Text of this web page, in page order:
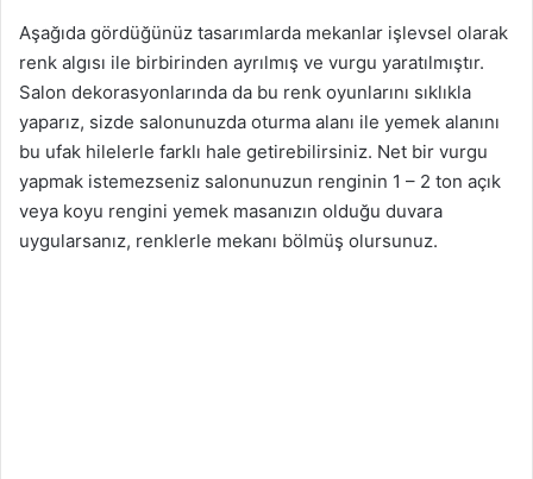
Aşağıda gördüğünüz tasarımlarda mekanlar işlevsel olarak
renk algısı ile birbirinden ayrılmış ve vurgu yaratılmıştır.
Salon dekorasyonlarında da bu renk oyunlarını sıklıkla
yaparız, sizde salonunuzda oturma alanı ile yemek alanını
bu ufak hilelerle farklı hale getirebilirsiniz. Net bir vurgu
yapmak istemezseniz salonunuzun renginin 1 – 2 ton açık
veya koyu rengini yemek masanızın olduğu duvara
uygularsanız, renklerle mekanı bölmüş olursunuz.